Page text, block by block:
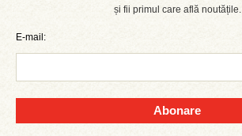
și fii primul care află noutățile.
E-mail:
Abonare